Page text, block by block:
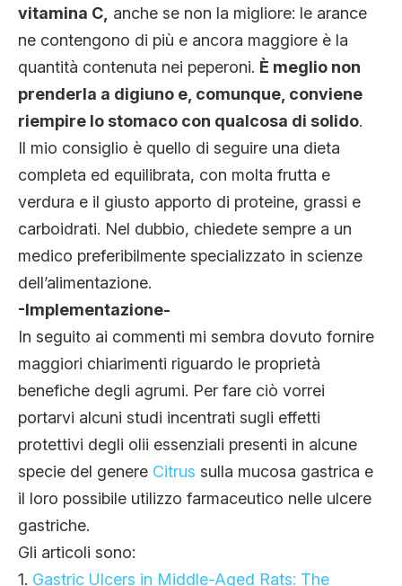
vitamina C, anche se non la migliore: le arance
ne contengono di più e ancora maggiore è la
quantità contenuta nei peperoni. È meglio non
prenderla a digiuno e, comunque, conviene
riempire lo stomaco con qualcosa di solido.
Il mio consiglio è quello di seguire una dieta
completa ed equilibrata, con molta frutta e
verdura e il giusto apporto di proteine, grassi e
carboidrati. Nel dubbio, chiedete sempre a un
medico preferibilmente specializzato in scienze
dell’alimentazione.
-Implementazione-
In seguito ai commenti mi sembra dovuto fornire
maggiori chiarimenti riguardo le proprietà
benefiche degli agrumi. Per fare ciò vorrei
portarvi alcuni studi incentrati sugli effetti
protettivi degli olii essenziali presenti in alcune
specie del genere Citrus sulla mucosa gastrica e
il loro possibile utilizzo farmaceutico nelle ulcere
gastriche.
Gli articoli sono:
1. Gastric Ulcers in Middle-Aged Rats: The